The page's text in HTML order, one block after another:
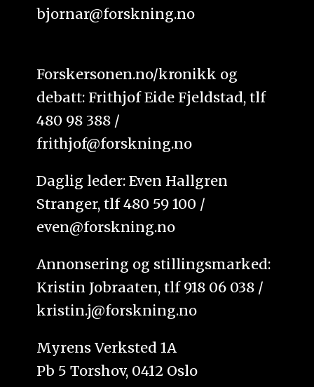
bjornar@forskning.no
Forskersonen.no/kronikk og
debatt: Frithjof Eide Fjeldstad, tlf
480 98 388 /
frithjof@forskning.no
Daglig leder: Even Hallgren
Stranger, tlf 480 59 100 /
even@forskning.no
Annonsering og stillingsmarked:
Kristin Jobraaten, tlf 918 06 038 /
kristin.j@forskning.no
Myrens Verksted 1A
Pb 5 Torshov, 0412 Oslo